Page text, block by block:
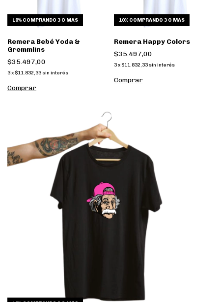
10% COMPRANDO 3 O MÁS
Remera Bebé Yoda &
Gremmlins
$35.497,00
3x $11.832,33 sin interés
Comprar
10% COMPRANDO 3 O MÁS
Remera Happy Colors
$35.497,00
3 x $11.832,33 sin interés
Comprar